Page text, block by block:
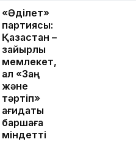
«Әділет»
партиясы:
Қазақстан –
зайырлы
мемлекет,
ал «Заң
және
тәртіп»
қағидаты
баршаға
міндетті